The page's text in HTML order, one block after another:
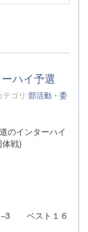
ハイ予選
テゴリ:部活動・委
のインターハイ
戦)
ベスト１６